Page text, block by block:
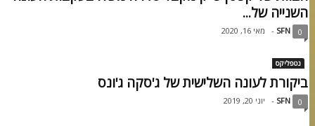
השנייה של...
SFN מאי 16, 2020 0
נטפליקס
ביקורת לעונה השלישית של ג'סקה ג'ונס
SFN יוני 20, 2019 0